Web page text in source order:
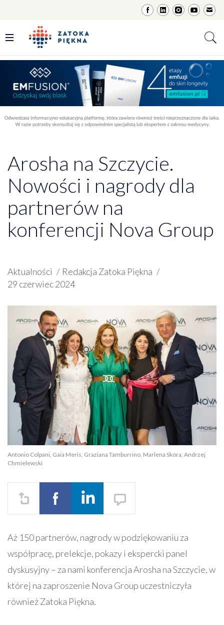
Arosha na Szczycie.
Nowości i nagrody dla
partnerów na
konferencji Nova Group
Aktualności
Redakcja Zatoka Piękna
29 czerwiec 2024
Antonio Colpani, Gaia Meris, Graziana Tamburrino, Marlena Skóra, Andrzej
Chmielewski
Aż 150 partnerów, nagrody w podziękowaniu za
współpracę, prelekcje, pokazy i ekspercki panel
dyskusyjny – za nami konferencja Arosha na Szczycie, w
której na zaproszenie Nova Group uczestniczyła
również Zatoka Piękna.